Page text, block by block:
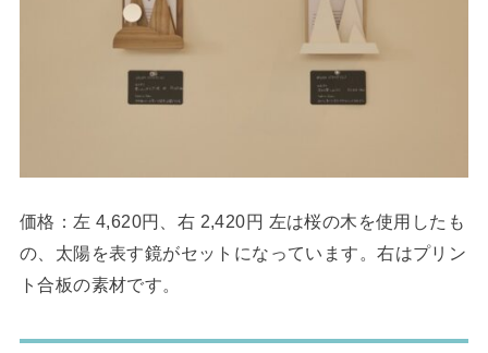
価格：左 4,620円、右 2,420円 左は桜の木を使用したも
の、太陽を表す鏡がセットになっています。右はプリン
ト合板の素材です。